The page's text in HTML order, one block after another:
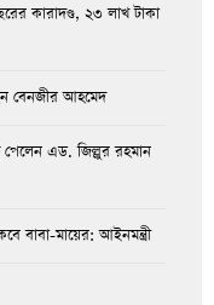
কারাদণ্ড, ২৩ লাখ টাকা
বেনজীর আহমেদ
পেলেন এড. জিল্লুর রহমান
বাবা-মায়ের: আইনমন্ত্রী